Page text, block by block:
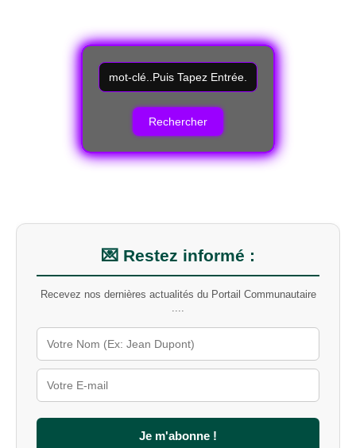
R
e
c
m
o
t
-
l
é
u
r
l
e
💌 Restez informé :
Recevez nos dernières actualités du Portail Communautaire
....
Je m'abonne !